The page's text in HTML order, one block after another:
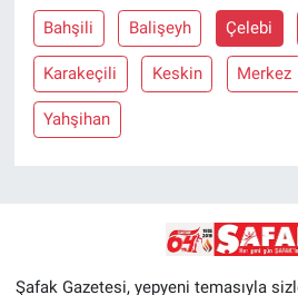
Bahşili Balişeyh Çelebi
Karakeçili Keskin Merkez
Yahşihan
Şafak Gazetesi, yepyeni temasıyla